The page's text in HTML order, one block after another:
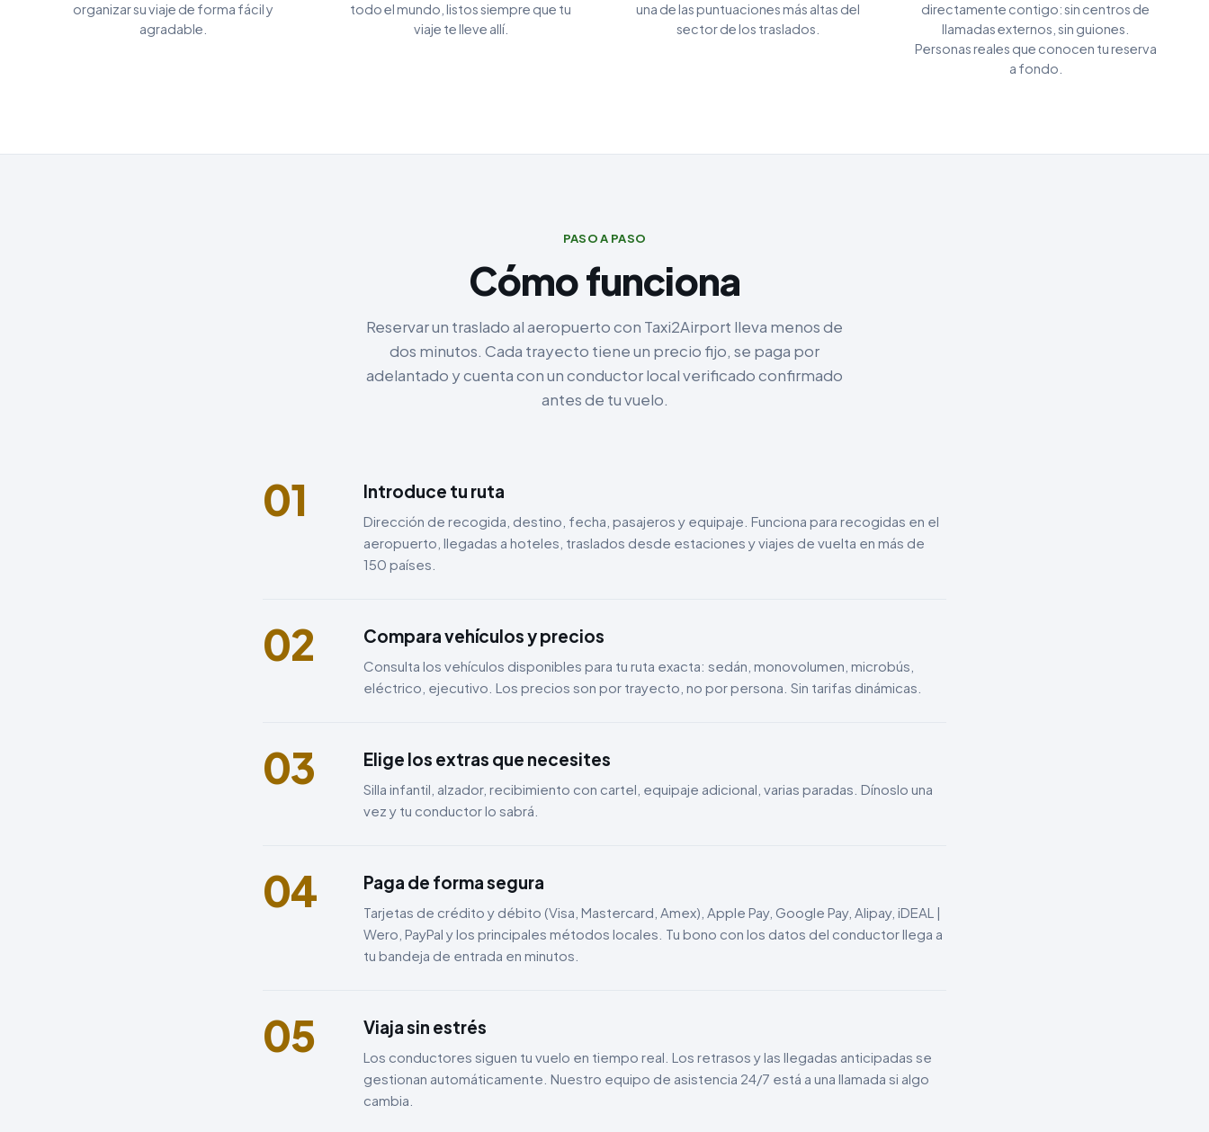
organizar su viaje de forma fácil y
agradable.
todo el mundo, listos siempre que tu
viaje te lleve allí.
una de las puntuaciones más altas del
sector de los traslados.
directamente contigo: sin centros de
llamadas externos, sin guiones.
Personas reales que conocen tu reserva
a fondo.
PASO A PASO
Cómo funciona
Reservar un traslado al aeropuerto con Taxi2Airport lleva menos de
dos minutos. Cada trayecto tiene un precio fijo, se paga por
adelantado y cuenta con un conductor local verificado confirmado
antes de tu vuelo.
01 Introduce tu ruta
Dirección de recogida, destino, fecha, pasajeros y equipaje. Funciona para recogidas en el
aeropuerto, llegadas a hoteles, traslados desde estaciones y viajes de vuelta en más de
150 países.
02 Compara vehículos y precios
Consulta los vehículos disponibles para tu ruta exacta: sedán, monovolumen, microbús,
eléctrico, ejecutivo. Los precios son por trayecto, no por persona. Sin tarifas dinámicas.
03 Elige los extras que necesites
Silla infantil, alzador, recibimiento con cartel, equipaje adicional, varias paradas. Dínoslo una
vez y tu conductor lo sabrá.
04 Paga de forma segura
Tarjetas de crédito y débito (Visa, Mastercard, Amex), Apple Pay, Google Pay, Alipay, iDEAL |
Wero, PayPal y los principales métodos locales. Tu bono con los datos del conductor llega a
tu bandeja de entrada en minutos.
05 Viaja sin estrés
Los conductores siguen tu vuelo en tiempo real. Los retrasos y las llegadas anticipadas se
gestionan automáticamente. Nuestro equipo de asistencia 24/7 está a una llamada si algo
cambia.